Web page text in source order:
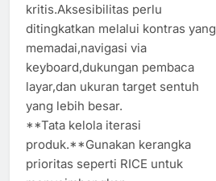
kritis.Aksesibilitas perlu
ditingkatkan melalui kontras yang
memadai,navigasi via
keyboard,dukungan pembaca
layar,dan ukuran target sentuh
yang lebih besar.
**Tata kelola iterasi
produk.**Gunakan kerangka
prioritas seperti RICE untuk